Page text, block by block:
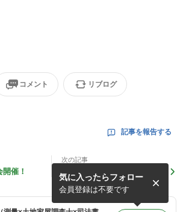
コメント リブログ
記事を報告する
催！
次の記事
気に入ったらフォロー
会員登録は不要です